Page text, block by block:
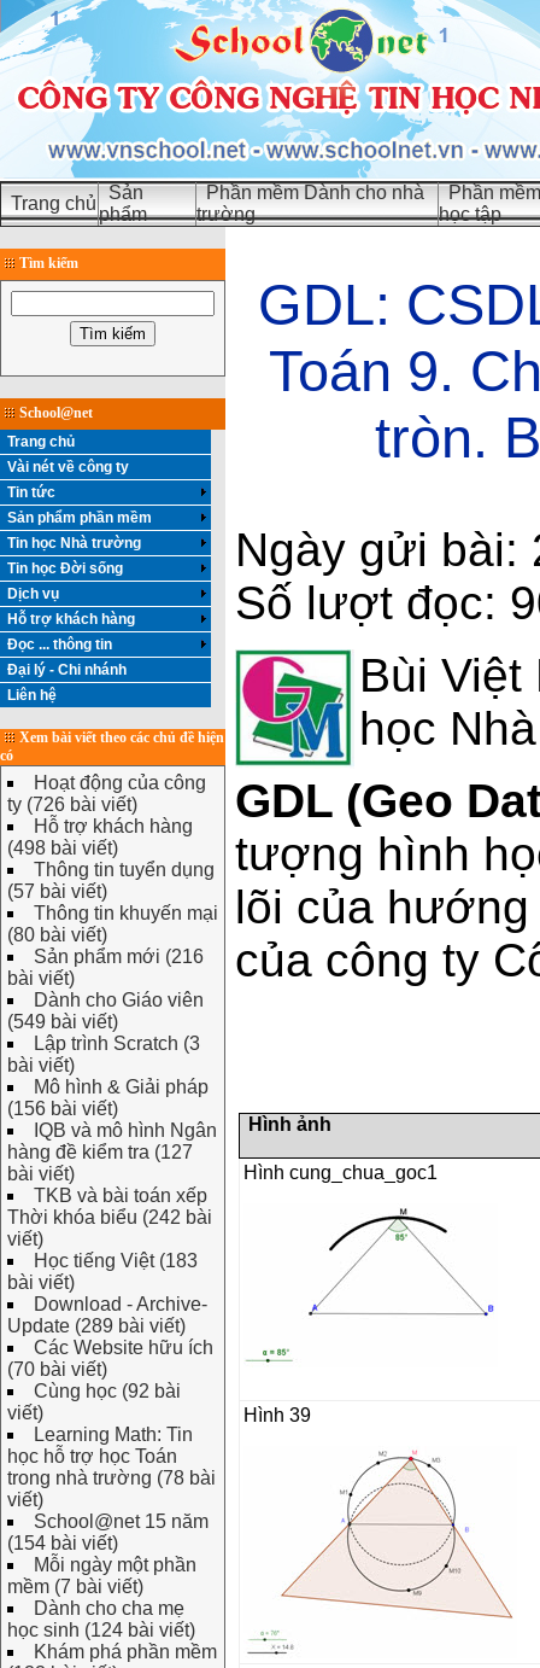
Trang chủ
Sản
phẩm
Phần mềm Dành cho nhà
trường
Phần
học tập
Tìm kiếm
School@net
Trang chủ
Vài nét về công ty
Tin tức
Sản phẩm phần mềm
Tin học Nhà trường
Tin học Đời sống
Dịch vụ
Hỗ trợ khách hàng
Đọc ... thông tin
Đại lý - Chi nhánh
Liên hệ
Xem bài viết theo các chủ đề hiện
có
Hoạt động của công
ty (726 bài viết)
Hỗ trợ khách hàng
(498 bài viết)
Thông tin tuyển dụng
(57 bài viết)
Thông tin khuyến mại
(80 bài viết)
Sản phẩm mới (216
bài viết)
Dành cho Giáo viên
(549 bài viết)
Lập trình Scratch (3
bài viết)
Mô hình & Giải pháp
(156 bài viết)
IQB và mô hình Ngân
hàng đề kiểm tra (127
bài viết)
TKB và bài toán xếp
Thời khóa biểu (242 bài
viết)
Học tiếng Việt (183
bài viết)
Download - Archive-
Update (289 bài viết)
Các Website hữu ích
(70 bài viết)
Cùng học (92 bài
viết)
Learning Math: Tin
học hỗ trợ học Toán
trong nhà trường (78 bài
viết)
School@net 15 năm
(154 bài viết)
Mỗi ngày một phần
mềm (7 bài viết)
Dành cho cha mẹ
học sinh (124 bài viết)
Khám phá phần mềm
GDL:
Toán 9.
tròn.
Ngày gửi bài:
Số lượt đọc:
Bùi Việt
học
GDL (Geo
tượng hình
lõi của hướng
của công ty
Hình ảnh
Hình cung_chua_goc1
Hình 39